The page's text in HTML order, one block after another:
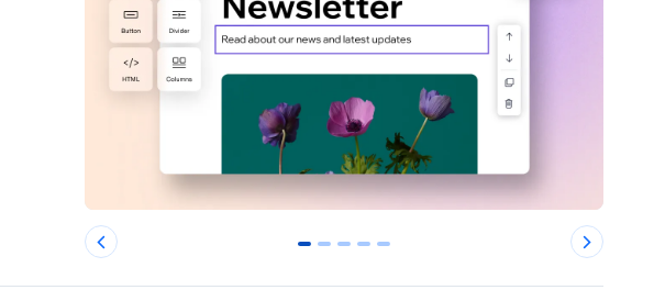
0 1 2 3 4